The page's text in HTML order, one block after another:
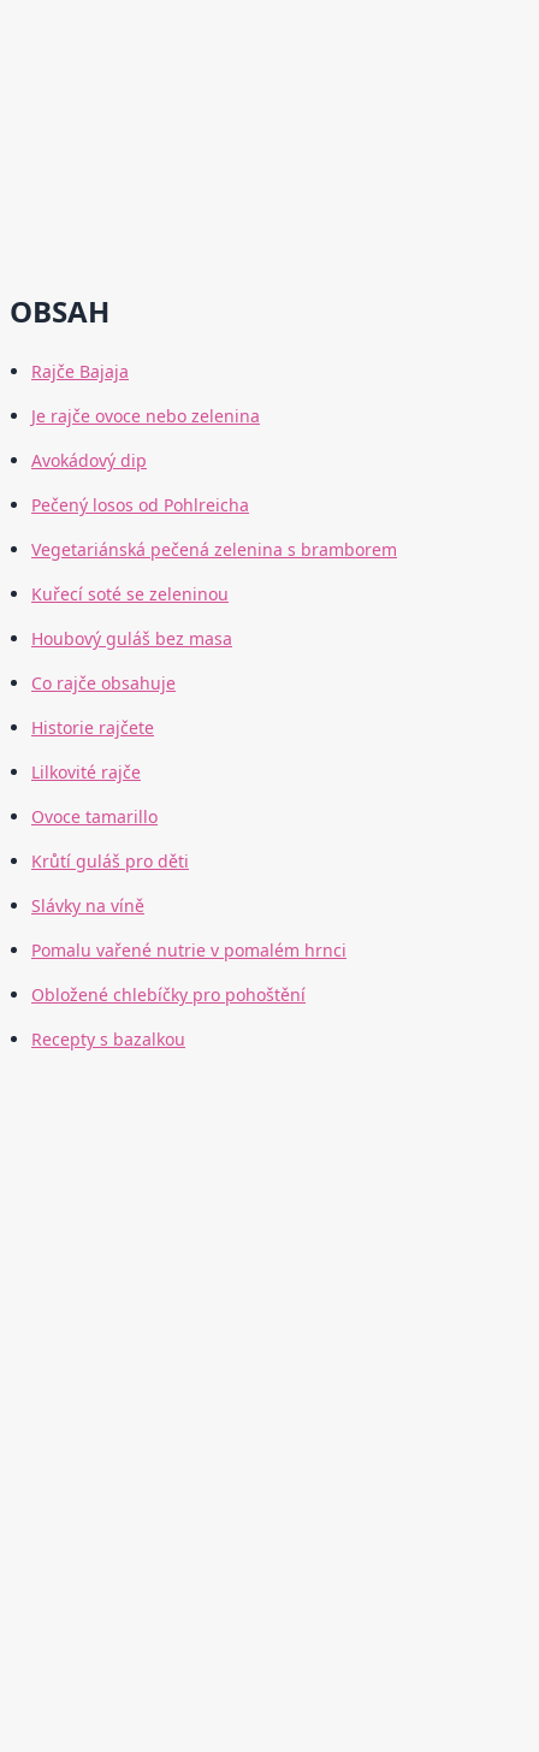
OBSAH
Rajče Bajaja
Je rajče ovoce nebo zelenina
Avokádový dip
Pečený losos od Pohlreicha
Vegetariánská pečená zelenina s bramborem
Kuřecí soté se zeleninou
Houbový guláš bez masa
Co rajče obsahuje
Historie rajčete
Lilkovité rajče
Ovoce tamarillo
Krůtí guláš pro děti
Slávky na víně
Pomalu vařené nutrie v pomalém hrnci
Obložené chlebíčky pro pohoštění
Recepty s bazalkou